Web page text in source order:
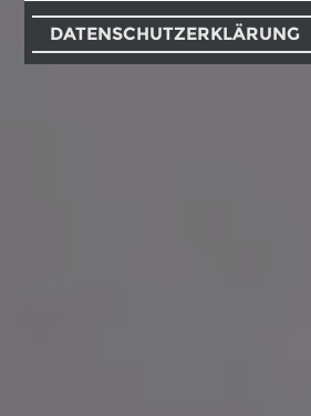
DATENSCHUTZERKLÄRUNG